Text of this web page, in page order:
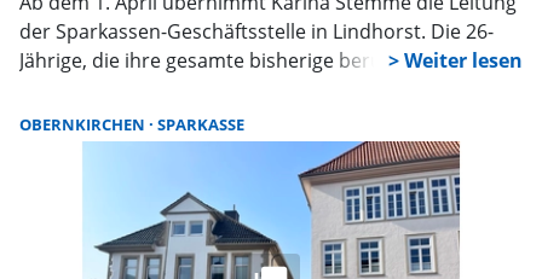
der Sparkassen-Geschäftsstelle in Lindhorst. Die 26-
Jährige, die ihre gesamte bisherige berufliche Laufbahn
damit die Nachfolge von Daniel Hoppe an, der in den
Bereich Kreditmanagement der Sparkasse wechselt.
OBERNKIRCHEN SPARKASSE